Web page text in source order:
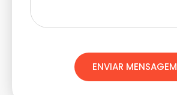
ENVIAR MENSAGEM